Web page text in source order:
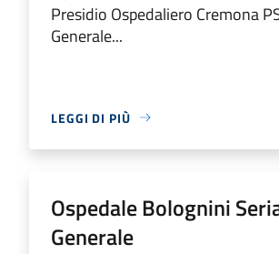
Presidio Ospedaliero Cremona
Generale...
LEGGI DI PIÙ
Ospedale Bolognini
Generale